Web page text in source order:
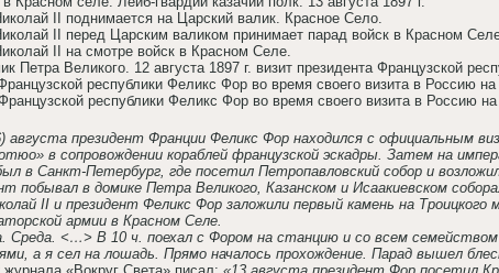
II поднимается на Царский валик. Красное Село.
II перед Царским валиком принимает парад войск в Красном
II на смотре войск в Красном Селе.
Петра Великого. 12 августа 1897 г. визит президента Французской
республики Феликс Фор во время своего визита в Россию
республики Феликс Фор во время своего визита в Россию
августа президент Франции Феликс Фор находился с официальным
в сопровождении кораблей французской эскадры. Затем на
в Санкт-Петербург, где посетил Петропавловский собор и
побывал в домике Петра Великого, Казанском и Исаакиевском
II и президент Феликс Фор заложили первый камень на
армии в Красном Селе.
Среда. <…> В 10 ч. поехал с Фором на станцию и со всем
а я сел на лошадь. Прямо началось прохождение. Парад вышел